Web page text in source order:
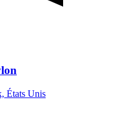
États Unis